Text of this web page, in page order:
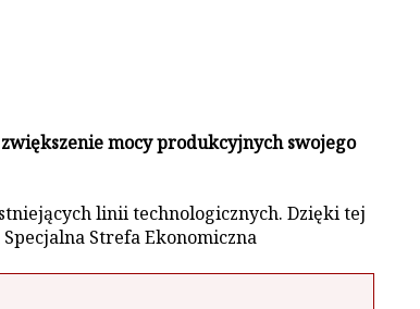
mocy produkcyjnych swojego
linii technologicznych. Dzięki tej
Strefa Ekonomiczna